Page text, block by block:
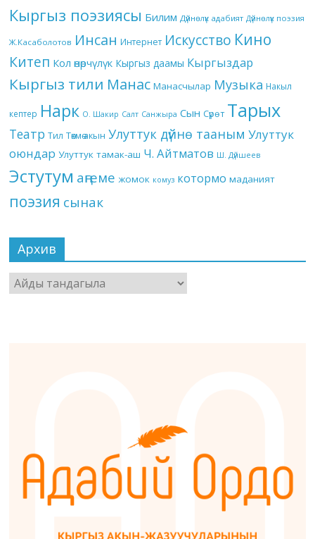
Кыргыз поэзиясы Билим Дүйнөлүк адабият Дүйнөлүк поэзия
Ж.Касаболотов Инсан Интернет Искусство Кино
Китеп Кол өнөрчүлүк Кыргыз даамы Кыргыздар
Кыргыз тили Манас Манасчылар Музыка Накыл
кептер Нарк О. Шакир Салт Санжыра Сын Сүрөт Тарых
Театр Тил Төкмө акын Улуттук дүйнө тааным Улуттук
оюндар Улуттук тамак-аш Ч. Айтматов Ш. Дүйшеев
Эстутум аңгеме жомок комуз котормо маданият
поэзия сынак
Архив
Архив